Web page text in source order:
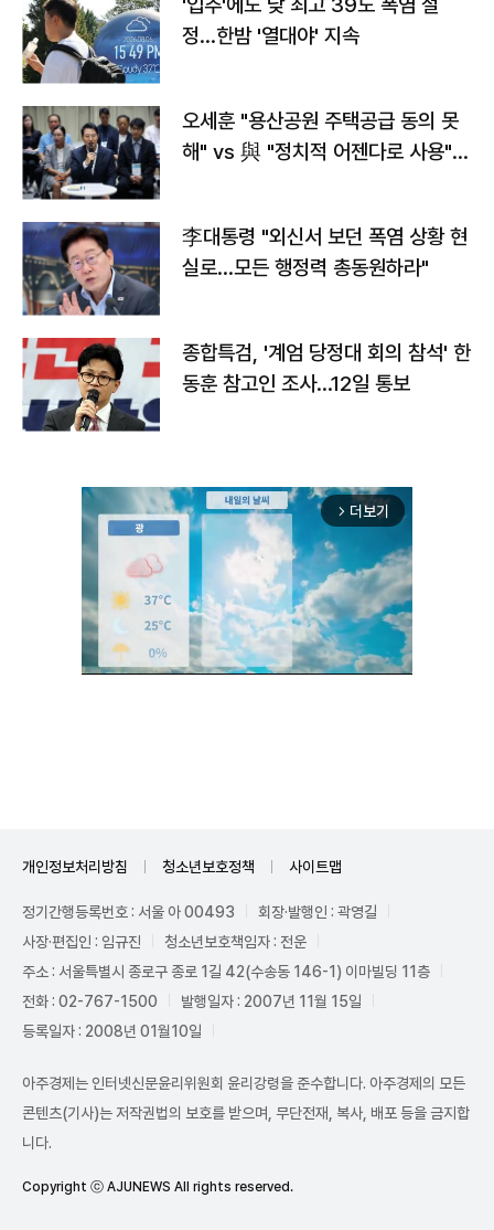
정…한밤 '열대야' 지속
오세훈 "용산공원 주택공급 동의 못
해" vs 與 "정치적 어젠다로 사용"
李대통령 "외신서 보던 폭염 상황 현
실로…모든 행정력 총동원하라"
종합특검, '계엄 당정대 회의 참석' 한
동훈 참고인 조사...12일 통보
arrow_forward_ios 더보기
개인정보처리방침 청소년보호정책 사이트맵
정기간행등록번호 : 서울 아 00493
회장·발행인 : 곽영길
사장·편집인 : 임규진
청소년보호책임자 : 전운
주소 : 서울특별시 종로구 종로 1길 42(수송동 146-1) 이마빌딩 11층
전화 : 02-767-1500
발행일자 : 2007년 11월 15일
등록일자 : 2008년 01월10일
아주경제는 인터넷신문윤리위원회 윤리강령을 준수합니다. 아주경제의 모든
콘텐츠(기사)는 저작권법의 보호를 받으며, 무단전재, 복사, 배포 등을 금지합
니다.
Copyright ⓒ AJUNEWS All rights reserved.